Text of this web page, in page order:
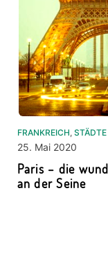
FRANKREICH, STÄDTE
25. Mai 2020
Paris – die
an der Seine